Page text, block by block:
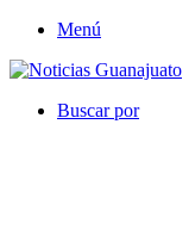
Menú
Buscar por